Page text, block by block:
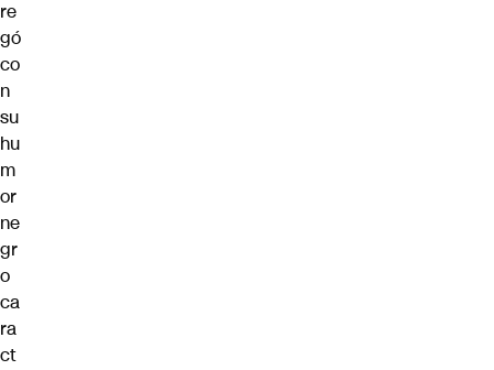
re
gó
co
n
su
hu
m
or
ne
gr
o
ca
ra
ct